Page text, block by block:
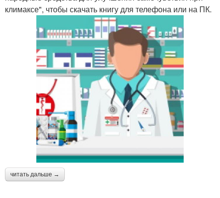
климаксе", чтобы скачать книгу для телефона или на ПК.
читать дальше →